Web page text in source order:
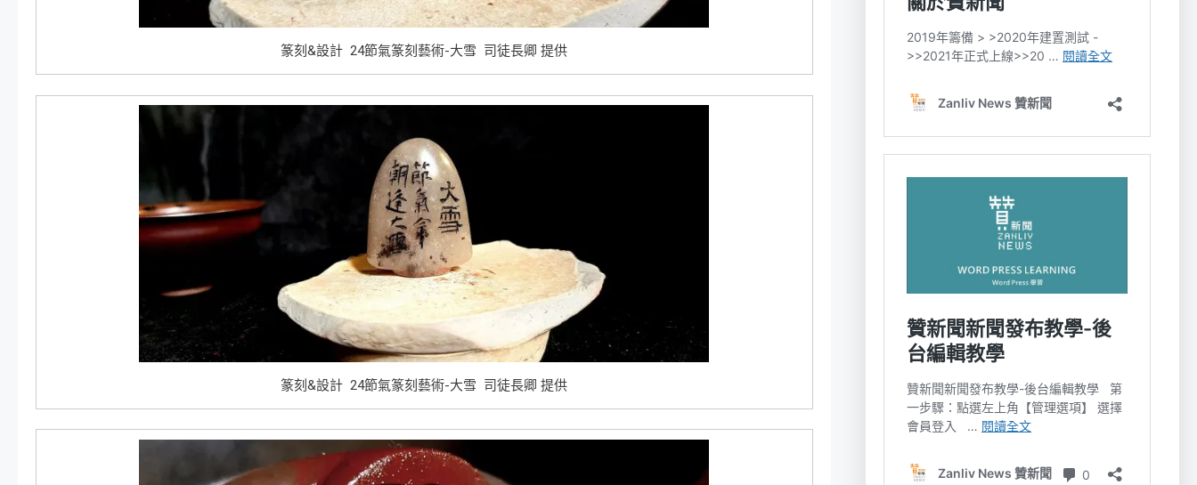
篆刻&設計 24節氣篆刻藝術-大雪 司徒長卿 提供
篆刻&設計 24節氣篆刻藝術-大雪 司徒長卿 提供